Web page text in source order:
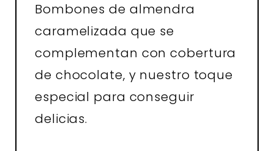
Bombones de almendra
caramelizada que se
complementan con cobertura
de chocolate, y nuestro toque
especial para conseguir
delicias.